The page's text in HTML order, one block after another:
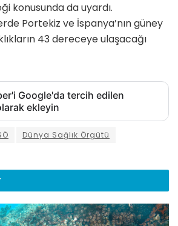
konusunda da uyardı.
Portekiz ve İspanya’nın güney
43 dereceye ulaşacağı
Google'da tercih edilen
ekleyin
Dünya Sağlık Örgütü